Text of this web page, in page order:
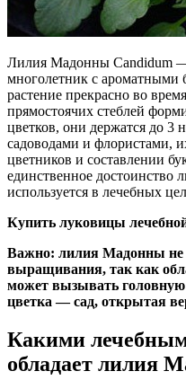
Лилия Мадонны Candidum
многолетник с
растение прекрасно во
прямостоячих стеблей
цветков, они держатся до
садоводами и флористами,
цветников и составлении
единственное достоинство
используется в лечебных
Купить луковицы
Важно: лилия Мадонны не
выращивания, так как
может вызывать головную
цветка — сад, открытая
Какими
обладает лилия